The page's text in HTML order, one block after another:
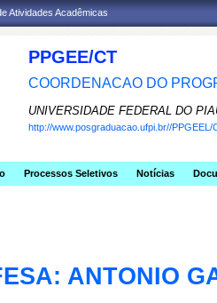
Atividades Acadêmicas
PPGEE/CT
COORDENACAO DO
UNIVERSIDADE FEDERAL DO
http://www.posgraduacao.ufpi.br//PPGEEL/
Processos Seletivos Notícias
ANTONIO